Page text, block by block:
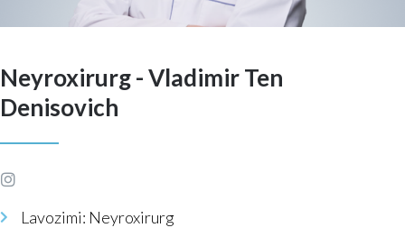
Neyroxirurg - Vladimir Ten
Denisovich
Lavozimi: Neyroxirurg